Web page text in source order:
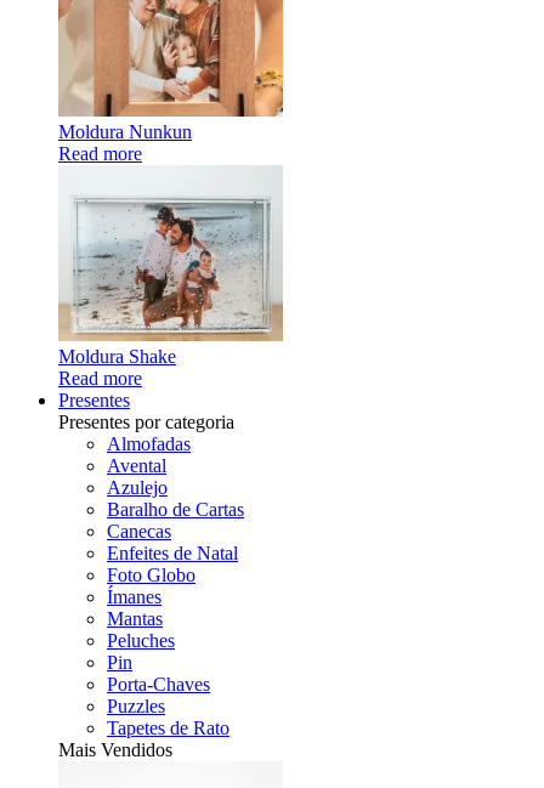
Moldura Nunkun
Read more
Moldura Shake
Read more
Presentes
Presentes por categoria
Almofadas
Avental
Azulejo
Baralho de Cartas
Canecas
Enfeites de Natal
Foto Globo
Ímanes
Mantas
Peluches
Pin
Porta-Chaves
Puzzles
Tapetes de Rato
Mais Vendidos